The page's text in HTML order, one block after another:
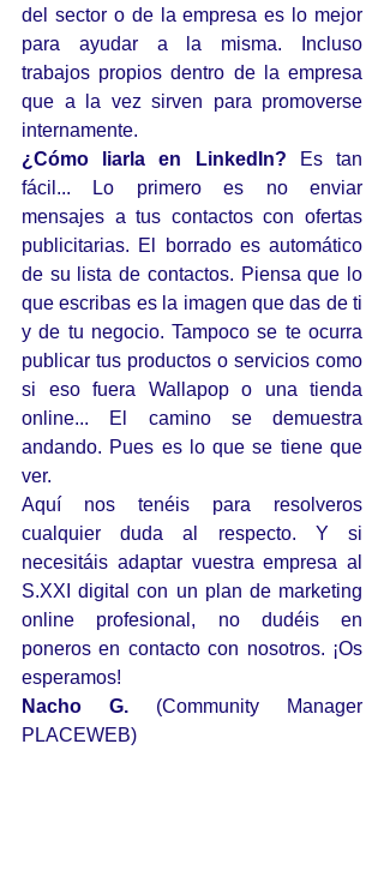
del sector o de la empresa es lo mejor
para ayudar a la misma. Incluso
trabajos propios dentro de la empresa
que a la vez sirven para promoverse
internamente.
¿Cómo liarla en LinkedIn? Es tan
fácil... Lo primero es no enviar
mensajes a tus contactos con ofertas
publicitarias. El borrado es automático
de su lista de contactos. Piensa que lo
que escribas es la imagen que das de ti
y de tu negocio. Tampoco se te ocurra
publicar tus productos o servicios como
si eso fuera Wallapop o una tienda
online... El camino se demuestra
andando. Pues es lo que se tiene que
ver.
Aquí nos tenéis para resolveros
cualquier duda al respecto. Y si
necesitáis adaptar vuestra empresa al
S.XXI digital con un plan de marketing
online profesional, no dudéis en
poneros en contacto con nosotros. ¡Os
esperamos!
Nacho G. (Community Manager
PLACEWEB)